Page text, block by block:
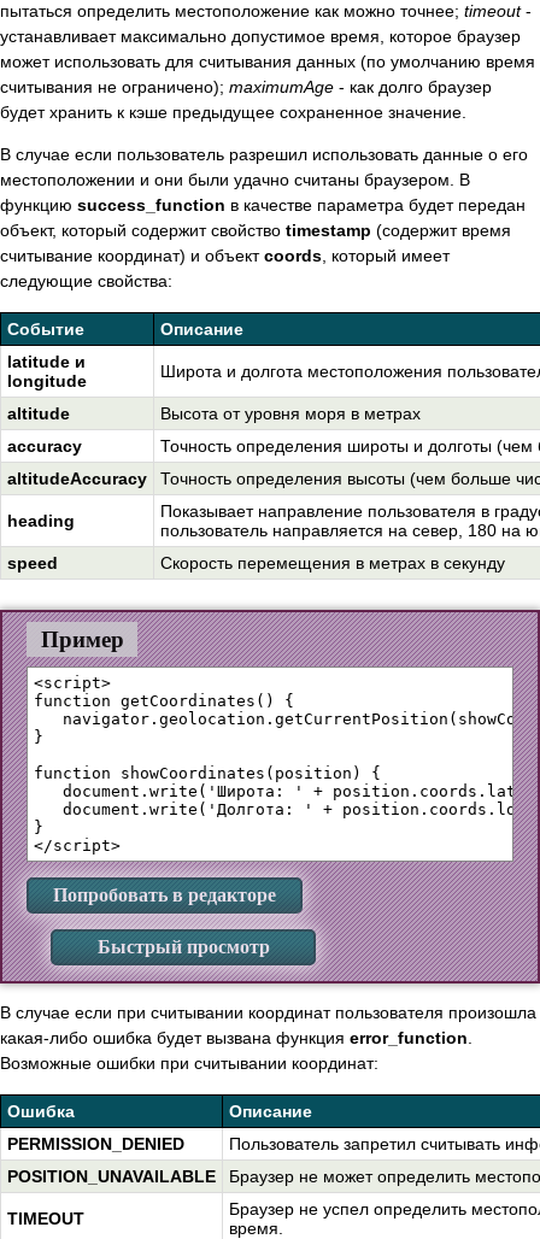
пытаться определить местоположение как можно точнее; timeout-
устанавливает максимально допустимое время, которое браузер
может использовать для считывания данных (по умолчанию время
считывания не ограничено); maximumAge - как долго браузер
будет хранить к кэше предыдущее сохраненное значение.
В случае если пользователь разрешил использовать данные о его
местоположении и они были удачно считаны браузером. В
функцию success_function в качестве параметра будет передан
объект, который содержит свойство timestamp (содержит время
считывание координат) и объектcoords, который имеет
следующие свойства:
Событие
Описание
latitude и
longitude
Широта и долгота местоположения
altitude
Высота от уровня моря в метрах
accuracy
Точность определения широты и долготы
altitudeAccuracy
Точность определения высоты (чем больше
heading
Показывает направление пользователя в
пользователь направляется на север, 180 на
speed
Скорость перемещения в метрах в секунду
Пример
<script>
function getCoordinates() {
}
function showCoordinates(position) {
document.write('Широта: ' +
document.write('Долгота: ' +
}
Попробовать в редакторе
Быстрый просмотр
В случае если при считывании координат пользователя произошла
какая-либо ошибка будет вызвана функция error_function.
Возможные ошибки при считывании координат:
Ошибка
Описание
PERMISSION_DENIED
Пользователь запретил считывать
POSITION_UNAVAILABLE
Браузер не может определить
TIMEOUT
Браузер не успел определить
время.